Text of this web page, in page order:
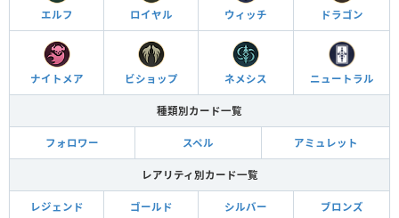
エルフ ロイヤル ウィッチ ドラゴン
ナイトメア ビショップ ネメシス ニュートラル
種類別カード一覧
フォロワー スペル アミュレット
レアリティ別カード一覧
レジェンド ゴールド シルバー ブロンズ